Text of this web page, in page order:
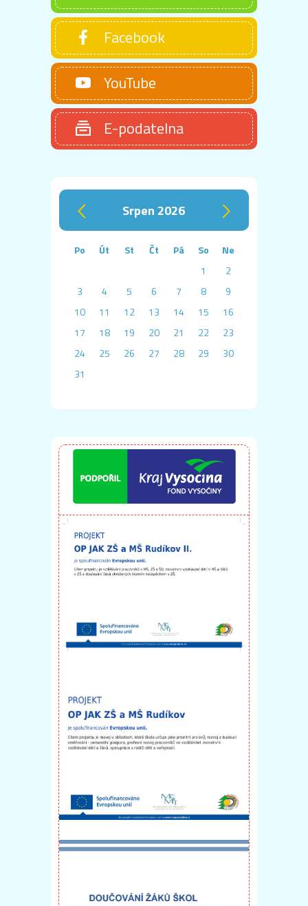
Facebook
YouTube
E-podatelna
‹ srpen 2026 ›
Po Út St Čt Pá So
Ne
1
2
3
4 5 6 7 8
9
10
11 12 13 14 15
16
17
18 19 20 21 22
23
24
25 26 27 28 29
30
31